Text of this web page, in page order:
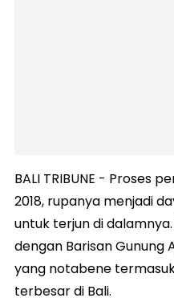
BALI TRIBUNE - Proses
2018, rupanya menjadi
untuk terjun di
dengan Barisan Gunung
yang notabene
terbesar di Bali.